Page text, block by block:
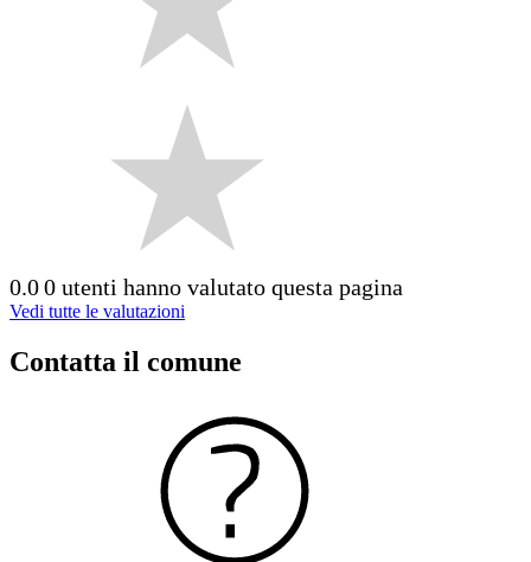
0.00 utenti hanno valutato questa pagina
Vedi tutte le valutazioni
Contatta il comune